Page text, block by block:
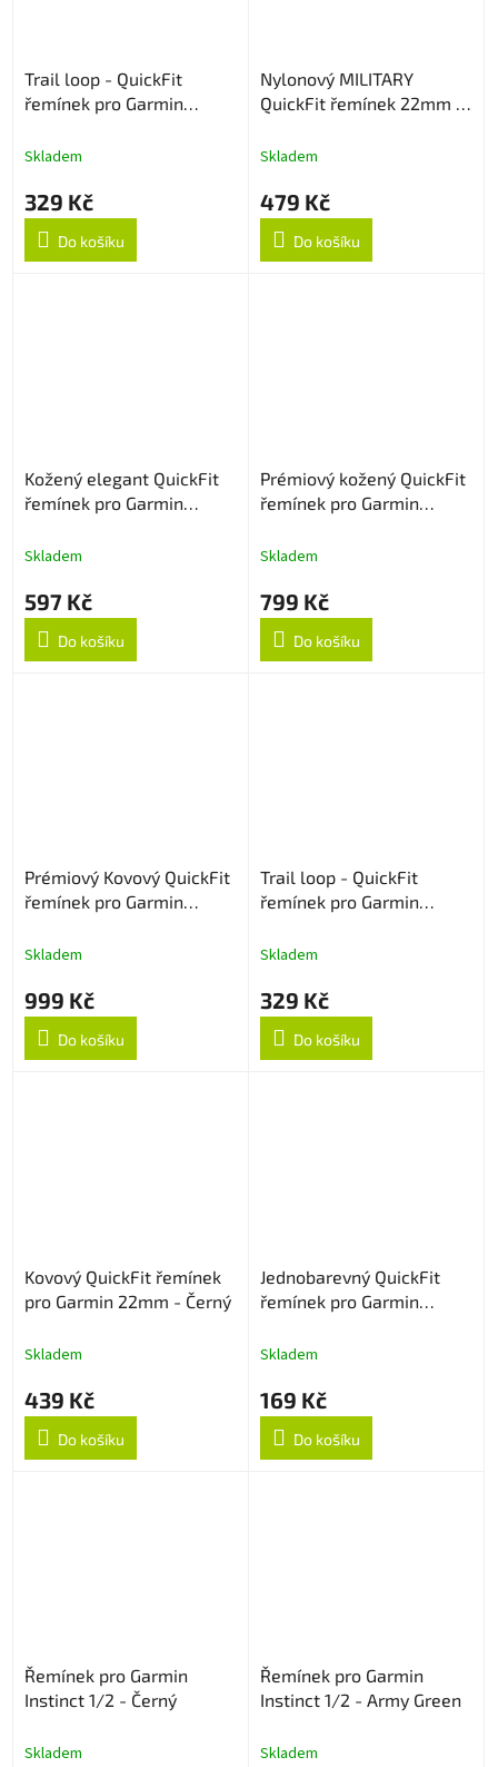
Trail loop - QuickFit
řemínek pro Garmin
Skladem
329 Kč
Do košíku
Nylonový MILITARY
QuickFit řemínek 22mm -
Skladem
479 Kč
Do košíku
Kožený elegant QuickFit
řemínek pro Garmin
Skladem
597 Kč
Do košíku
Prémiový kožený QuickFit
řemínek pro Garmin
Skladem
799 Kč
Do košíku
Prémiový Kovový QuickFit
řemínek pro Garmin
Skladem
999 Kč
Do košíku
Trail loop - QuickFit
řemínek pro Garmin
Skladem
329 Kč
Do košíku
Kovový QuickFit řemínek
pro Garmin 22mm - Černý
Skladem
439 Kč
Do košíku
Jednobarevný QuickFit
řemínek pro Garmin
Skladem
169 Kč
Do košíku
Řemínek pro Garmin
Instinct 1/2 - Černý
Skladem
Řemínek pro Garmin
Instinct 1/2 - Army Green
Skladem